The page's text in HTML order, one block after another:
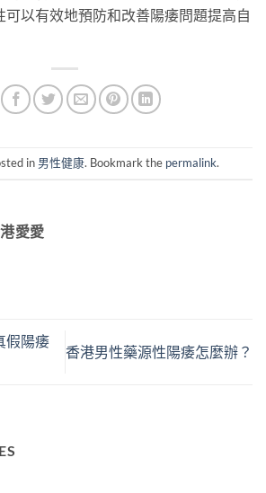
以有效地預防和改善陽痿問題提高自
in 男性健康. Bookmark the permalink.
愛愛
假陽痿
香港男性藥源性陽痿怎麼辦？